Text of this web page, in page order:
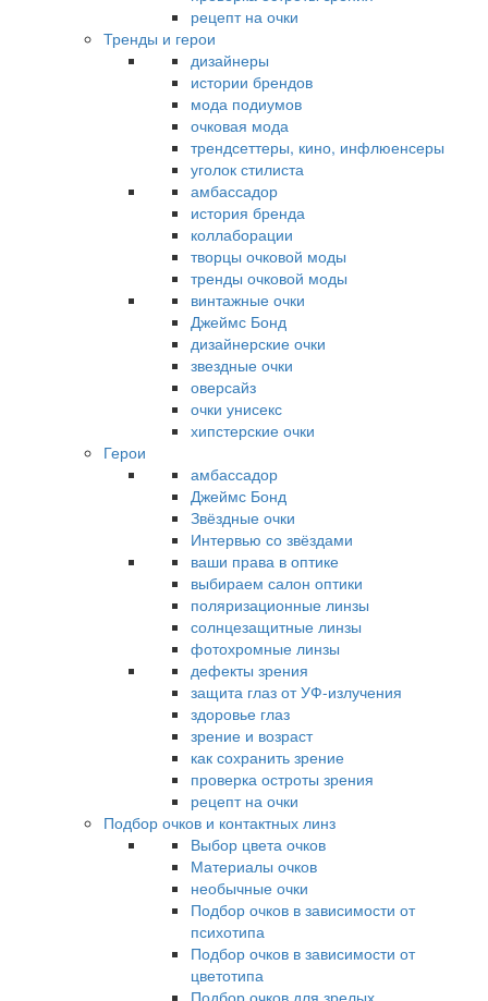
рецепт на очки
Тренды и герои
дизайнеры
истории брендов
мода подиумов
очковая мода
трендсеттеры, кино, инфлюенсеры
уголок стилиста
амбассадор
история бренда
коллаборации
творцы очковой моды
тренды очковой моды
винтажные очки
Джеймс Бонд
дизайнерские очки
звездные очки
оверсайз
очки унисекс
хипстерские очки
Герои
амбассадор
Джеймс Бонд
Звёздные очки
Интервью со звёздами
ваши права в оптике
выбираем салон оптики
поляризационные линзы
солнцезащитные линзы
фотохромные линзы
дефекты зрения
защита глаз от УФ-излучения
здоровье глаз
зрение и возраст
как сохранить зрение
проверка остроты зрения
рецепт на очки
Подбор очков и контактных линз
Выбор цвета очков
Материалы очков
необычные очки
Подбор очков в зависимости от
психотипа
Подбор очков в зависимости от
цветотипа